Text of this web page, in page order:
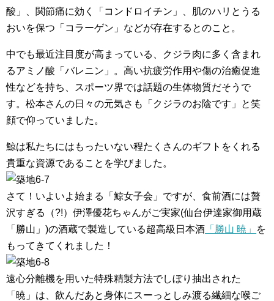
酸」、関節痛に効く「コンドロイチン」、肌のハリとうる
おいを保つ「コラーゲン」などが存在するとのこと。
中でも最近注目度が高まっている、クジラ肉に多く含まれ
るアミノ酸「バレニン」。高い抗疲労作用や傷の治癒促進
性などを持ち、スポーツ界では話題の生体物質だそうで
す。松本さんの日々の元気さも「クジラのお陰です」と笑
顔で仰っていました。
鯨は私たちにはもったいない程たくさんのギフトをくれる
貴重な資源であることを学びました。
さて！いよいよ始まる「鯨女子会」ですが、食前酒には贅
沢すぎる（?!）伊澤優花ちゃんがご実家(仙台伊達家御用蔵
「勝山」)の酒蔵で製造している超高級日本酒 「勝山 暁」
を
もってきてくれました！
遠心分離機を用いた特殊精製方法でしぼり抽出された
「暁」は、飲んだあと身体にスーっとしみ渡る繊細な喉ご